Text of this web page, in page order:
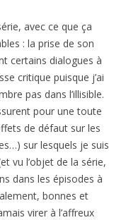
avec ce que ça
: la prise de son
certains dialogues à
critique puisque j’ai
pas dans l’illisible.
pour une toute
de défaut sur les
sur lesquels je suis
vu l’objet de la série,
dans les épisodes à
bonnes et
virer à l’affreux